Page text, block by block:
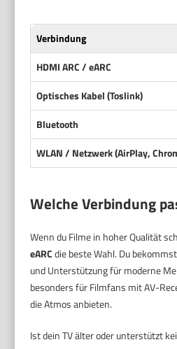
Verbindung
HDMI ARC / eARC
Optisches Kabel (Toslink)
Bluetooth
WLAN / Netzwerk (AirPlay,
Welche Verbindung
Wenn du Filme in hoher Qualität
eARCdie beste Wahl. Du
und Unterstützung für moderne
besonders für Filmfans mit AV-
die Atmos anbieten.
Ist dein TV älter oder unterstützt